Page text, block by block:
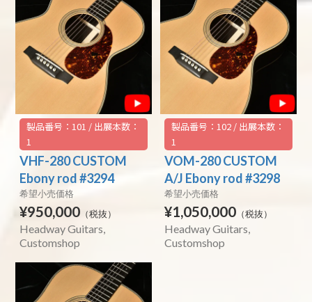
製品番号：101 / 出展本数：
1
VHF-280 CUSTOM
Ebony rod #3294
希望小売価格
¥950,000 （税抜）
Headway Guitars
Customshop
製品番号：102 / 出展本数：
1
VOM-280 CUSTOM
A/J Ebony rod #3298
希望小売価格
¥1,050,000 （税抜）
Headway Guitars
Customshop